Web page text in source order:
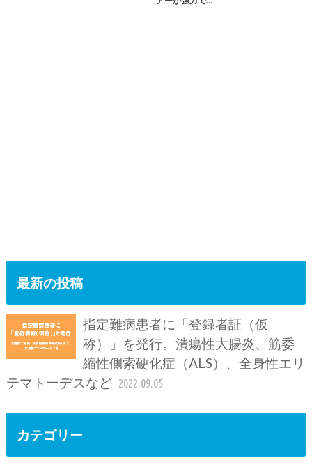
最新の投稿
指定難病患者に「登録者証（仮
称）」を発行。潰瘍性大腸炎、筋委
縮性側索硬化症（ALS）、全身性エリ
テマトーデスなど 2022.09.05
カテゴリー